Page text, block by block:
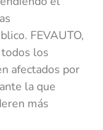
FEVAUTO,
los
afectados por
la que
más